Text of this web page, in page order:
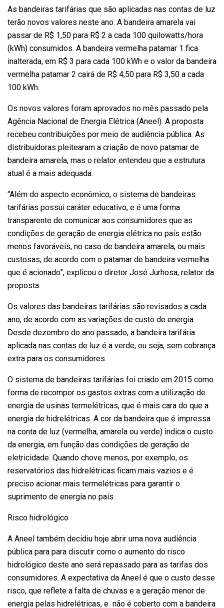
As bandeiras tarifárias que são aplicadas nas contas de luz
terão novos valores neste ano. A bandeira amarela vai
passar de R$ 1,50 para R$ 2 a cada 100 quilowatts/hora
(kWh) consumidos. A bandeira vermelha patamar 1 fica
inalterada, em R$ 3 para cada 100 kWh e o valor da bandeira
vermelha patamar 2 cairá de R$ 4,50 para R$ 3,50 a cada
100 kWh.
Os novos valores foram aprovados no mês passado pela
Agência Nacional de Energia Elétrica (Aneel). A proposta
recebeu contribuições por meio de audiência pública. As
distribuidoras pleitearam a criação de novo patamar de
bandeira amarela, mas o relator entendeu que a estrutura
atual é a mais adequada.
“Além do aspecto econômico, o sistema de bandeiras
tarifárias possui caráter educativo, e é uma forma
transparente de comunicar aos consumidores que as
condições de geração de energia elétrica no país estão
menos favoráveis, no caso de bandeira amarela, ou mais
custosas, de acordo com o patamar de bandeira vermelha
que é acionado”, explicou o diretor José Jurhosa, relator da
proposta.
Os valores das bandeiras tarifárias são revisados a cada
ano, de acordo com as variações de custo de energia.
Desde dezembro do ano passado, a bandeira tarifária
aplicada nas contas de luz é a verde, ou seja, sem cobrança
extra para os consumidores.
O sistema de bandeiras tarifárias foi criado em 2015 como
forma de recompor os gastos extras com a utilização de
energia de usinas termelétricas, que é mais cara do que a
energia de hidrelétricas. A cor da bandeira que é impressa
na conta de luz (vermelha, amarela ou verde) indica o custo
da energia, em função das condições de geração de
eletricidade. Quando chove menos, por exemplo, os
reservatórios das hidrelétricas ficam mais vazios e é
preciso acionar mais termelétricas para garantir o
suprimento de energia no país.
Risco hidrológico
A Aneel também decidiu hoje abrir uma nova audiência
pública para para discutir como o aumento do risco
hidrológico deste ano será repassado para as tarifas dos
consumidores. A expectativa da Aneel é que o custo desse
risco, que reflete a falta de chuvas e a geração menor de
energia pelas hidrelétricas, e não é coberto com a bandeira